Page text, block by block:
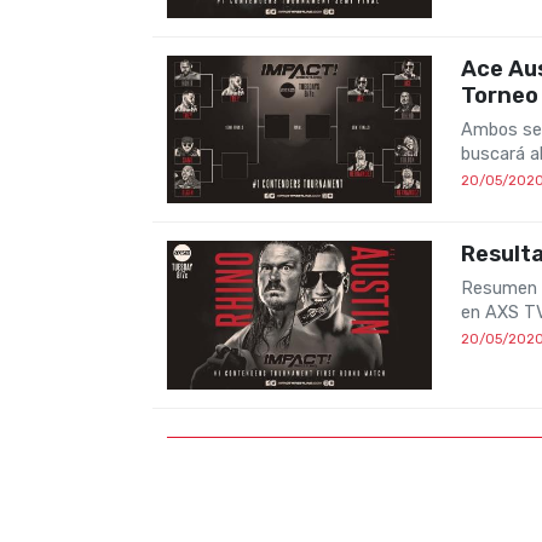
Ace
Ambos
buscará
20/05/
en AXS
20/05/